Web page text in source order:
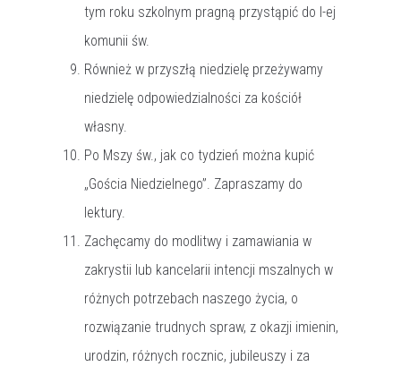
tym roku szkolnym pragną przystąpić do I-ej
komunii św.
Również w przyszłą niedzielę przeżywamy
niedzielę odpowiedzialności za kościół
własny.
Po Mszy św., jak co tydzień można kupić
„Gościa Niedzielnego”. Zapraszamy do
lektury.
Zachęcamy do modlitwy i zamawiania w
zakrystii lub kancelarii intencji mszalnych w
różnych potrzebach naszego życia, o
rozwiązanie trudnych spraw, z okazji imienin,
urodzin, różnych rocznic, jubileuszy i za